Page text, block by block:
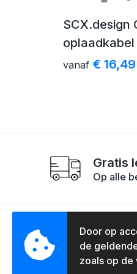
SCX.design
oplaadkabel
vanaf € 16,49
Gratis
Op alle
Contact
Overtoom
Door op
de
zoals op